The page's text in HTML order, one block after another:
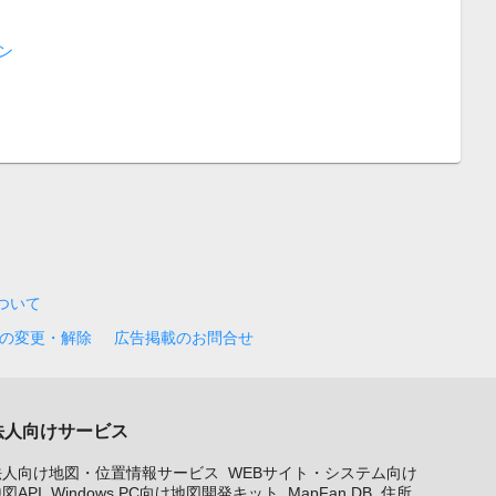
いて
変更・解除 広告掲載のお問合せ
人向けサービス
向け地図・位置情報サービス
WEBサイト・システム向け
API Windows PC向け地図開発キット MapFan DB 住所